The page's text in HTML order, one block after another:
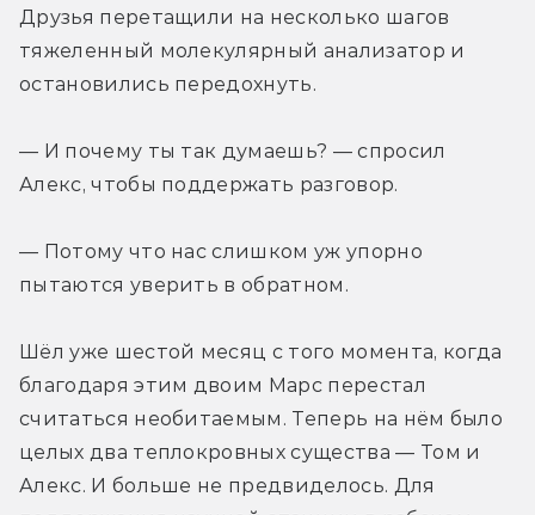
Друзья перетащили на несколько шагов
тяжеленный молекулярный анализатор и
остановились передохнуть.
— И почему ты так думаешь? — спросил
Алекс, чтобы поддержать разговор.
— Потому что нас слишком уж упорно
пытаются уверить в обратном.
Шёл уже шестой месяц с того момента, когда
благодаря этим двоим Марс перестал
считаться необитаемым. Теперь на нём было
целых два теплокровных существа — Том и
Алекс. И больше не предвиделось. Для